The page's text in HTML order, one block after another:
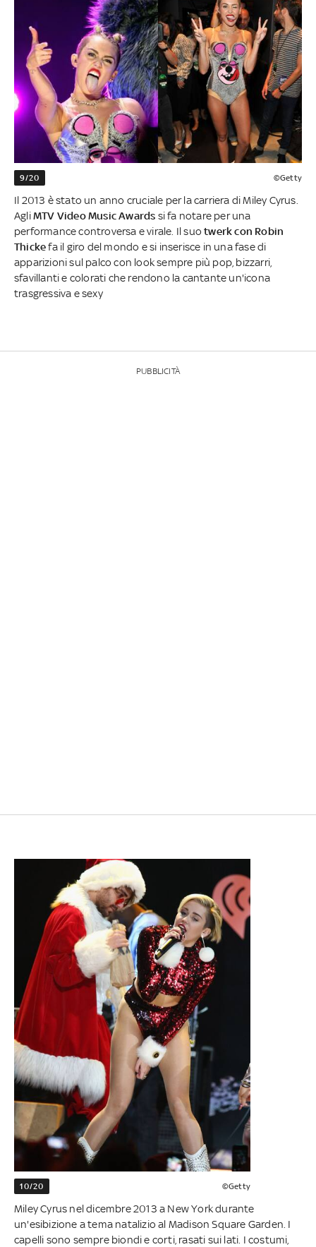
9/20 ©Getty
Il 2013 è stato un anno cruciale per la carriera di Miley Cyrus.
AgliMTV Video Music Awards si fa notare per una
performance controversa e virale. Il suotwerk con Robin
Thickefa il giro del mondo e si inserisce in una fase di
apparizioni sul palco con look sempre più pop, bizzarri,
sfavillanti e colorati che rendono la cantante un'icona
trasgressiva e sexy
PUBBLICITÀ
10/20 ©Getty
Miley Cyrus nel dicembre 2013 a New York durante
un'esibizione a tema natalizio al Madison Square Garden. I
capelli sono sempre biondi e corti, rasati sui lati. I costumi,